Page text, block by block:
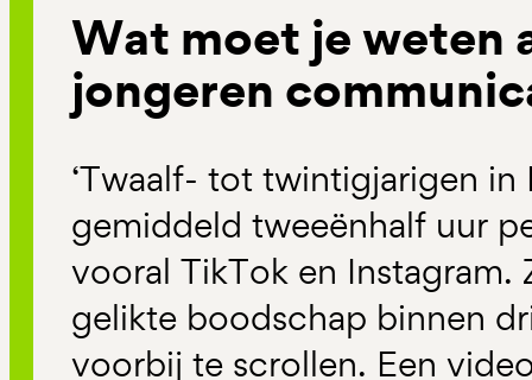
Wat moet je weten
jongeren
‘Twaalf- tot twintigjarigen
gemiddeld tweeënhalf uur
vooral TikTok en Instagram.
gelikte boodschap binnen
voorbij te scrollen. Een